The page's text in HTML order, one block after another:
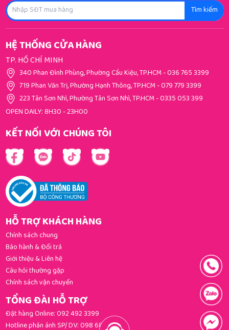
Tìm kiếm
HỆ THỐNG CỬA HÀNG
TP. HỒ CHÍ MINH
340 Phan Đình Phùng, Phường Cầu Kiệu, TP.HCM-036 765 3399
719 Phan Văn Trị, Phường Hạnh Thông, TP.HCM-079 779 3399
223 Tân Sơn Nhì, Phường Tân Sơn Nhì, TP.HCM-0335 053 399
OPEN DAILY: 8H30 - 23H00
KẾT NỐI VỚI CHÚNG TÔI
HỖ TRỢ KHÁCH HÀNG
Chính sách chung
Bảo hành & Đổi trả
Giới thiệu & Liên hệ
Câu hỏi thường gặp
Chính sách vận chuyển
TỔNG ĐÀI HỖ TRỢ
Đặt hàng Online:092 492 3399
Hotline phản ánh SP/ DV:098 681 3392